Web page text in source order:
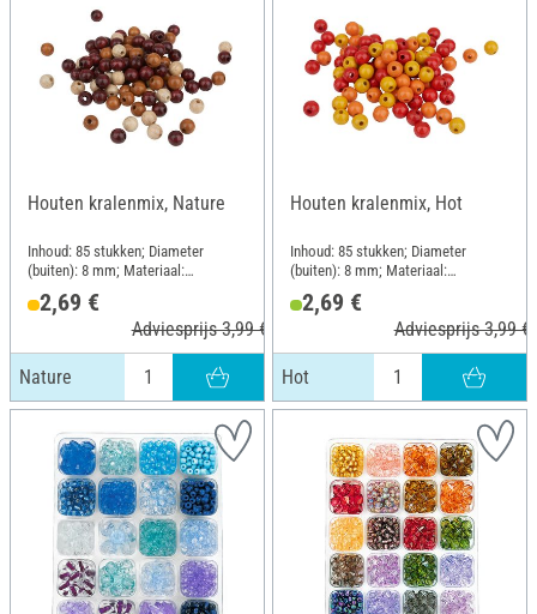
Houten kralenmix, Nature
Inhoud: 85 stukken; Diameter
(buiten): 8 mm; Materiaal:
2,69 €
Adviesprijs 3,99 €
Nature
Houten kralenmix, Hot
Inhoud: 85 stukken; Diameter
(buiten): 8 mm; Materiaal:
2,69 €
Adviesprijs 3,99 €
Hot